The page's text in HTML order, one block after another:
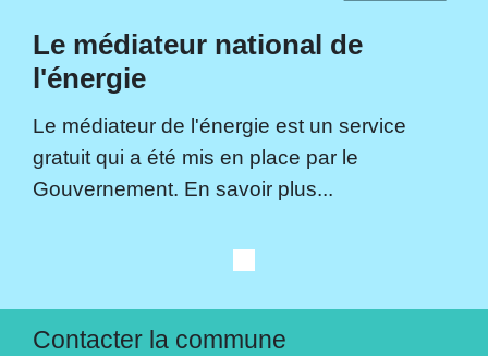
Le médiateur national de
l'énergie
Le médiateur de l'énergie est un service
gratuit qui a été mis en place par le
Gouvernement. En savoir plus...
Contacter la commune